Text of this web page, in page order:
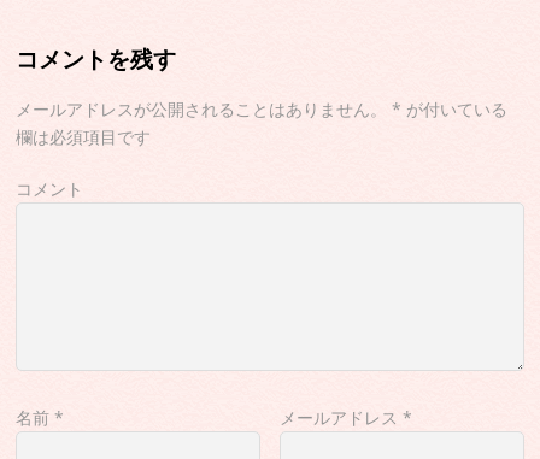
コメントを残す
メールアドレスが公開されることはありません。 * が付いている
欄は必須項目です
コメント
名前* メールアドレス*